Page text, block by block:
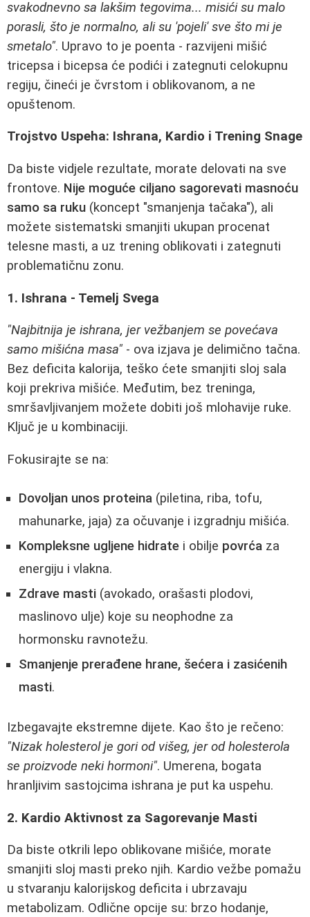
svakodnevno sa lakšim tegovima... misići su malo
porasli, što je normalno, ali su 'pojeli' sve što mi je
smetalo". Upravo to je poenta - razvijeni mišić
tricepsa i bicepsa će podići i zategnuti celokupnu
regiju, čineći je čvrstom i oblikovanom, a ne
opuštenom.
Trojstvo Uspeha: Ishrana, Kardio i Trening Snage
Da biste vidjele rezultate, morate delovati na sve
frontove. Nije moguće ciljano sagorevati masnoću
samo sa ruku (koncept "smanjenja tačaka"), ali
možete sistematski smanjiti ukupan procenat
telesne masti, a uz trening oblikovati i zategnuti
problematičnu zonu.
1. Ishrana - Temelj Svega
"Najbitnija je ishrana, jer vežbanjem se povećava
samo mišićna masa" - ova izjava je delimično tačna.
Bez deficita kalorija, teško ćete smanjiti sloj sala
koji prekriva mišiće. Međutim, bez treninga,
smršavljivanjem možete dobiti još mlohavije ruke.
Ključ je u kombinaciji.
Fokusirajte se na:
Dovoljan unos proteina (piletina, riba, tofu,
mahunarke, jaja) za očuvanje i izgradnju mišića.
Kompleksne ugljene hidrate i obilje povrća za
energiju i vlakna.
Zdrave masti (avokado, orašasti plodovi,
maslinovo ulje) koje su neophodne za
hormonsku ravnotežu.
Smanjenje prerađene hrane, šećera i zasićenih
masti.
Izbegavajte ekstremne dijete. Kao što je rečeno:
"Nizak holesterol je gori od višeg, jer od holesterola
se proizvode neki hormoni". Umerena, bogata
hranljivim sastojcima ishrana je put ka uspehu.
2. Kardio Aktivnost za Sagorevanje Masti
Da biste otkrili lepo oblikovane mišiće, morate
smanjiti sloj masti preko njih. Kardio vežbe pomažu
u stvaranju kalorijskog deficita i ubrzavaju
metabolizam. Odlične opcije su: brzo hodanje,